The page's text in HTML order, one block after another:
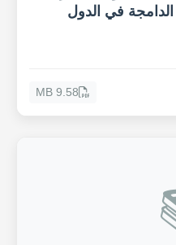
الدامجة في الدول
9.58 MB